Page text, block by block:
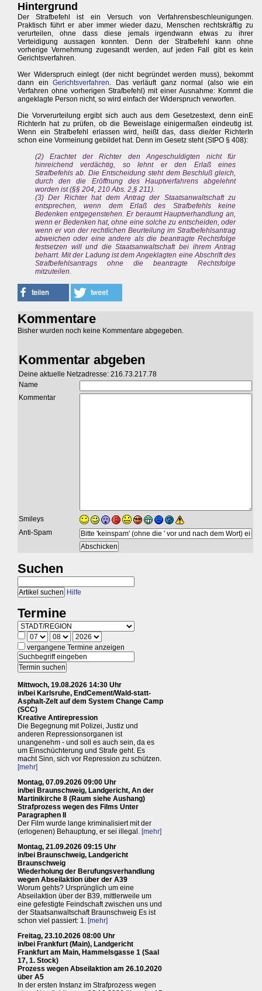
Hintergrund
Der Strafbefehl ist ein Versuch von Verfahrensbeschleunigungen.
Praktisch führt er aber immer wieder dazu, Menschen rechtskräftig zu
verurteilen, ohne dass diese jemals irgendwann etwas zu ihrer
Verteidigung aussagen konnten. Denn der Strafbefehl kann ohne
vorherige Vernehmung zugesandt werden, auf jeden Fall gibt es kein
Gerichtsverfahren.
Wer Widerspruch einlegt (der nicht begründet werden muss), bekommt
dann einGerichtsverfahren. Das verläuft ganz normal (also wie ein
Verfahren ohne vorherigen Strafbefehl) mit einer Ausnahme: Kommt die
angeklagte Person nicht, so wird einfach der Widerspruch verworfen.
Die Vorverurteilung ergibt sich auch aus dem Gesetzestext, denn einE
RichterIn hat zu prüfen, ob die Beweislage einigermaßen eindeutig ist.
Wenn ein Strafbefehl erlassen wird, heißt das, dass die/der RichterIn
schon eine Vormeinung gebildet hat. Denn im Gesetz steht (StPO § 408):
(2) Erachtet der Richter den Angeschuldigten nicht für
hinreichend verdächtig, so lehnt er den Erlaß eines
Strafbefehls ab. Die Entscheidung steht dem Beschluß gleich,
durch den die Eröffnung des Hauptverfahrens abgelehnt
worden ist (§§ 204, 210 Abs. 2,§ 211).
(3) Der Richter hat dem Antrag der Staatsanwaltschaft zu
entsprechen, wenn dem Erlaß des Strafbefehls keine
Bedenken entgegenstehen. Er beraumt Hauptverhandlung an,
wenn er Bedenken hat, ohne eine solche zu entscheiden, oder
wenn er von der rechtlichen Beurteilung im Strafbefehlsantrag
abweichen oder eine andere als die beantragte Rechtsfolge
festsetzen will und die Staatsanwaltschaft bei ihrem Antrag
beharrt. Mit der Ladung ist dem Angeklagten eine Abschrift des
Strafbefehlsantrags ohne die beantragte Rechtsfolge
mitzuteilen.
Kommentare
Bisher wurden noch keine Kommentare abgegeben.
Kommentar abgeben
Deine aktuelle Netzadresse: 216.73.217.78
Name
Kommentar
Smileys
Anti-Spam
Suchen
Hilfe
Termine
vergangene Termine anzeigen
Mittwoch, 19.08.2026 14:30 Uhr
in/bei Karlsruhe, EndCement/Wald-statt-
Asphalt-Zelt auf dem System Change Camp
(SCC)
Kreative Antirepression
Die Begegnung mit Polizei, Justiz und
anderen Repressionsorganen ist
unangenehm - und soll es auch sein, da es
um Einschüchterung und Strafe geht. Es
macht Sinn, sich vor Repression zu schützen.
[mehr]
Montag, 07.09.2026 09:00 Uhr
in/bei Braunschweig, Landgericht, An der
Martinikirche 8 (Raum siehe Aushang)
Strafprozess wegen des Films Unter
Paragraphen II
Der Film wurde lange kriminalisiert mit der
(erlogenen) Behauptung, er sei illegal. [mehr]
Montag, 21.09.2026 09:15 Uhr
in/bei Braunschweig, Landgericht
Braunschweig
Wiederholung der Berufungsverhandlung
wegen Abseilaktion über der A39
Worum gehts? Ursprünglich um eine
Abseilaktion über der B39, mittlerweile um
eine gefestigte Feindschaft zwischen uns und
der Staatsanwaltschaft Braunschweig Es ist
schon viel passiert: 1. [mehr]
Freitag, 23.10.2026 08:00 Uhr
in/bei Frankfurt (Main), Landgericht
Frankfurt am Main, Hammelsgasse 1 (Saal
17, 1. Stock)
Prozess wegen Abseilaktion am 26.10.2020
über A5
In der ersten Instanz im Strafprozess wegen